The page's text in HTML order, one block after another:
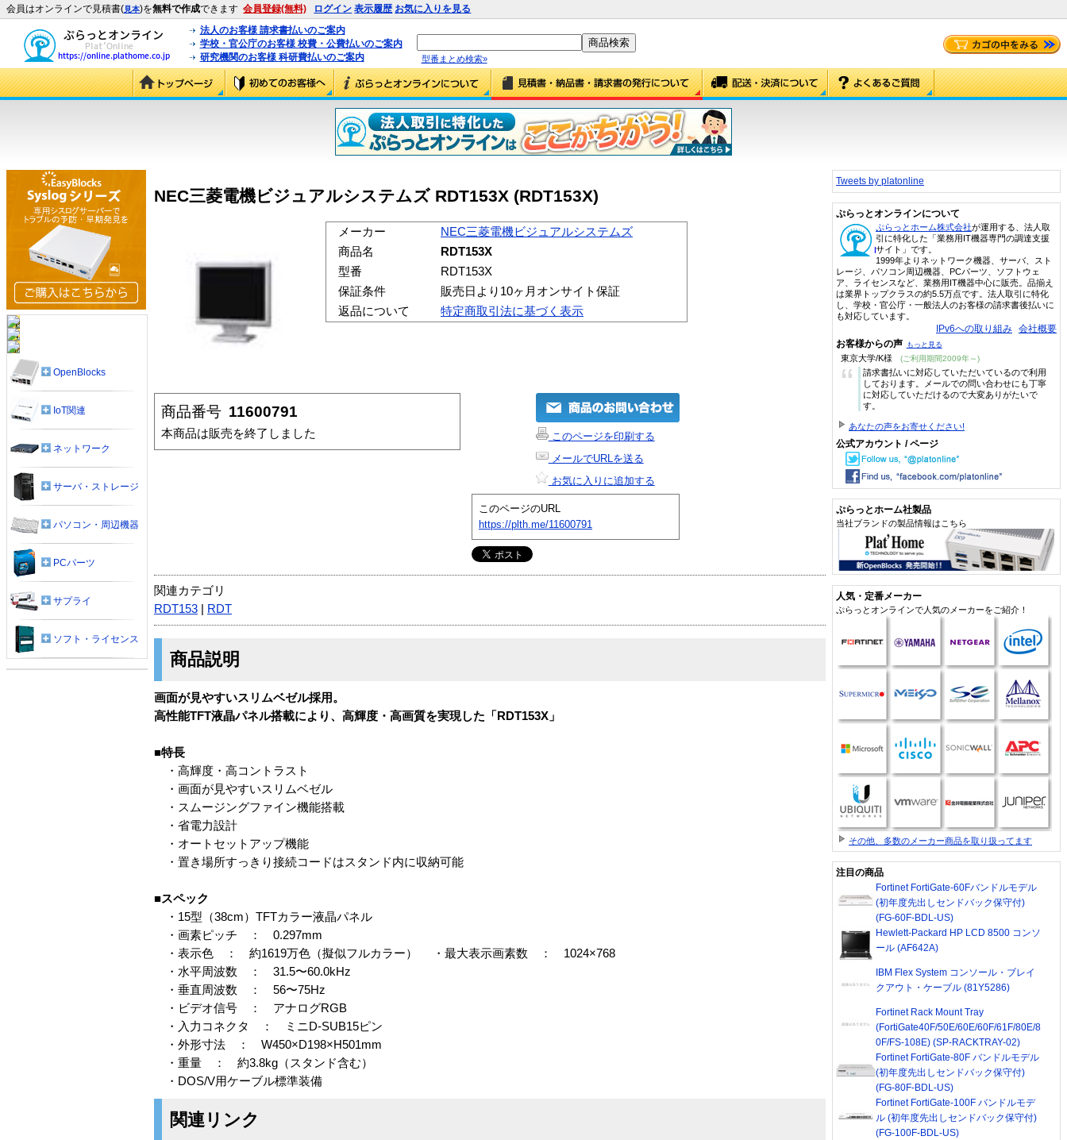
会員はオンラインで見積書(見本)を無料で作成できます 会員登録(無料) ログイン 表示履歴 お気に入りを見る
法人のお客様 請求書払いのご案内
学校・官公庁のお客様 校費・公費払いのご案内
研究機関のお客様 科研費払いのご案内
型番まとめ検索»
NEC三菱電機ビジュアルシステムズ RDT153X (RDT153X)
メーカー
NEC三菱電機ビジュアルシステムズ
商品名
RDT153X
型番
RDT153X
保証条件
販売日より10ヶ月オンサイト保証
返品について
特定商取引法に基づく表示
商品番号 11600791
本商品は販売を終了しました
このページを印刷する
メールでURLを送る
お気に入りに追加する
このページのURL
https://plth.me/11600791
関連カテゴリ
RDT153
RDT
商品説明
画面が見やすいスリムベゼル採用。
高性能TFT液晶パネル搭載により、高輝度・高画質を実現した「RDT153X」
■特長
・高輝度・高コントラスト
・画面が見やすいスリムベゼル
・スムージングファイン機能搭載
・省電力設計
・オートセットアップ機能
・置き場所すっきり接続コードはスタンド内に収納可能
■スペック
・15型（38cm）TFTカラー液晶パネル
・画素ピッチ ： 0.297mm
・表示色 ： 約1619万色（擬似フルカラー） ・最大表示画素数 ： 1024×768
・水平周波数 ： 31.5〜60.0kHz
・垂直周波数 ： 56〜75Hz
・ビデオ信号 ： アナログRGB
・入力コネクタ ： ミニD-SUB15ピン
・外形寸法 ： W450×D198×H501mm
・重量 ： 約3.8kg（スタンド含む）
・DOS/V用ケーブル標準装備
関連リンク
OpenBlocks
IoT関連
ネットワーク
サーバ・ストレージ
パソコン・周辺機器
PCパーツ
サプライ
ソフト・ライセンス
Tweets by platonline
ぷらっとオンラインについて
ぷらっとホーム株式会社が運用する、法人取
引に特化した「業務用IT機器専門の調達支援
サイト」です。
1999年よりネットワーク機器、サーバ、スト
レージ、パソコン周辺機器、PCパーツ、ソフトウェ
ア、ライセンスなど、業務用IT機器中心に販売。品揃え
は業界トップクラスの約5.5万点です。法人取引に特化
し、学校・官公庁・一般法人のお客様の請求書後払いに
も対応しています。
IPv6への取り組み 会社概要
お客様からの声 もっと見る
東京大学/K様 (ご利用期間2009年～)
“
請求書払いに対応していただいているので利用
しております。メールでの問い合わせにも丁寧
に対応していただけるので大変ありがたいで
す。
あなたの声をお寄せください!
公式アカウント / ページ
ぷらっとホーム社製品
当社ブランドの製品情報はこちら
人気・定番メーカー
ぷらっとオンラインで人気のメーカーをご紹介！
その他、多数のメーカー商品を取り扱ってます
注目の商品
Fortinet FortiGate-60Fバンドルモデル
(初年度先出しセンドバック保守付)
(FG-60F-BDL-US)
Hewlett-Packard HP LCD 8500 コンソ
ール (AF642A)
IBM Flex System コンソール・ブレイ
クアウト・ケーブル (81Y5286)
Fortinet Rack Mount Tray
(FortiGate40F/50E/60E/60F/61F/80E/8
0F/FS-108E) (SP-RACKTRAY-02)
Fortinet FortiGate-80F バンドルモデル
(初年度先出しセンドバック保守付)
(FG-80F-BDL-US)
Fortinet FortiGate-100F バンドルモデ
ル (初年度先出しセンドバック保守付)
(FG-100F-BDL-US)